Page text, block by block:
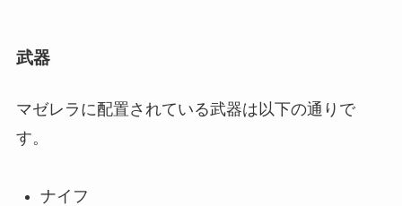
武器
マゼレラに配置されている武器は以下の通りで
す。
ナイフ